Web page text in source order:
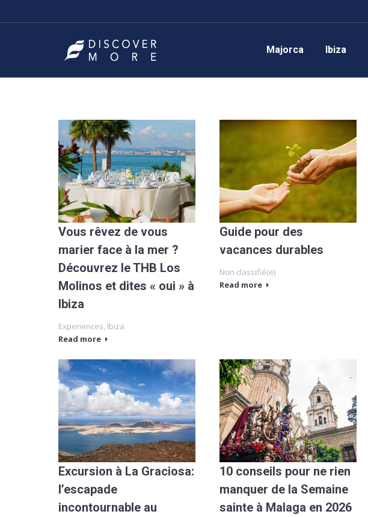
Majorca Ibiza
Vous rêvez de vous
marier face à la mer ?
Découvrez le THB Los
Molinos et dites « oui » à
Ibiza
Experiences, Ibiza
Read more
Guide pour des
vacances durables
Non classifié(e)
Read more
Excursion à La Graciosa:
l’escapade
incontournable au
10 conseils pour ne rien
manquer de la Semaine
sainte à Malaga en 2026